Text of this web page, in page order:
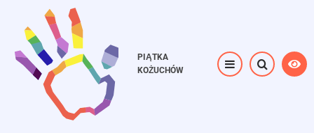
treści
PIĄTKA
KOŻUCHÓW